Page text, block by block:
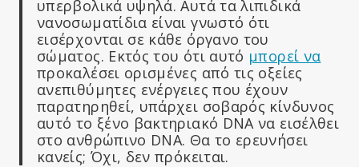
υπερβολικά υψηλά. Αυτά τα λιπιδικά
νανοσωματίδια είναι γνωστό ότι
εισέρχονται σε κάθε όργανο του
σώματος. Εκτός του ότι αυτό μπορεί να
προκαλέσει ορισμένες από τις οξείες
ανεπιθύμητες ενέργειες που έχουν
παρατηρηθεί, υπάρχει σοβαρός κίνδυνος
αυτό το ξένο βακτηριακό DNA να εισέλθει
στο ανθρώπινο DNA. Θα το ερευνήσει
κανείς; Όχι, δεν πρόκειται.